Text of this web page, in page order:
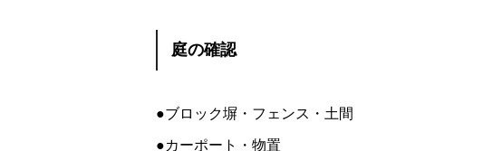
庭の確認
●ブロック塀・フェンス・土間
●カーポート・物置